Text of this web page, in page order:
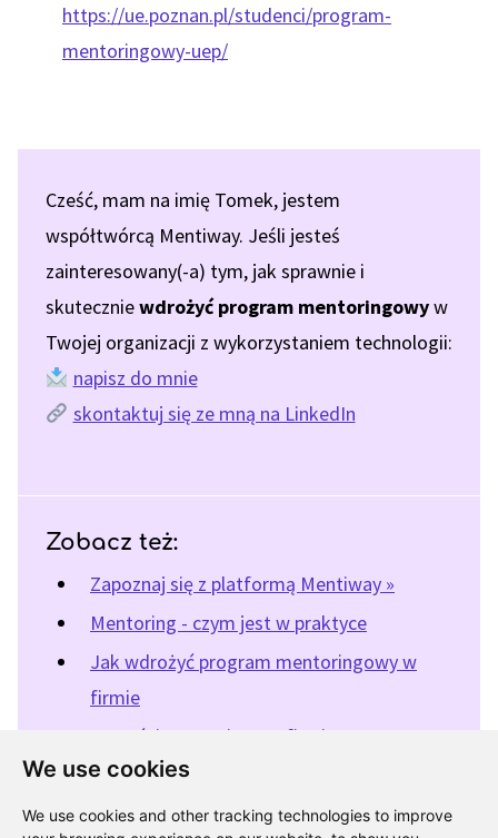
We use cookies
We use cookies and other tracking technologies to improve
https://ue.poznan.pl/studenci/program-
mentoringowy-uep/
Cześć, mam na imię Tomek, jestem
współtwórcą Mentiway. Jeśli jesteś
zainteresowany(-a) tym, jak sprawnie i
skuteczniewdrożyć program mentoringowyw
Twojej organizacji z wykorzystaniem technologii:
napisz do mnie
skontaktuj się ze mną na LinkedIn
Zobacz też:
Zapoznaj się z platformą Mentiway »
Mentoring - czym jest w praktyce
Jak wdrożyć program mentoringowy w
firmie
Korzyści mentoringu w firmie